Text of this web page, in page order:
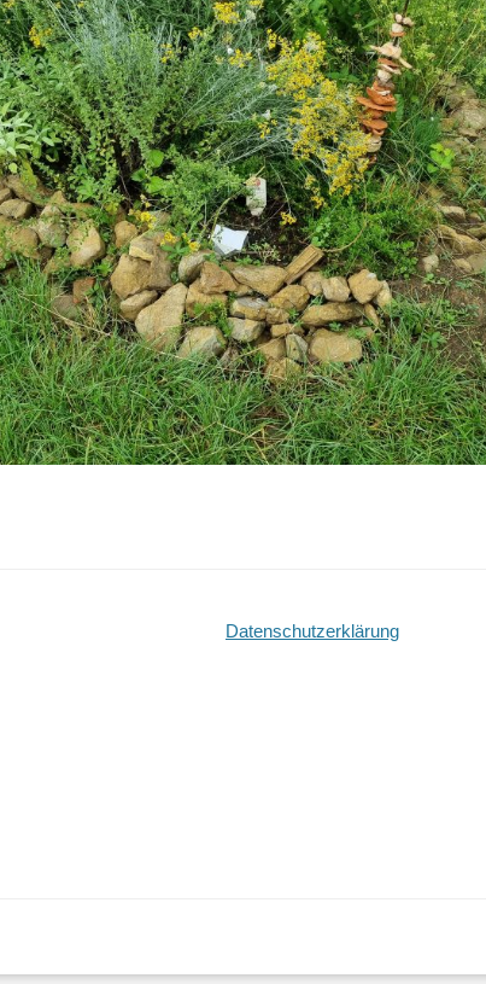
Datenschutzerklärung